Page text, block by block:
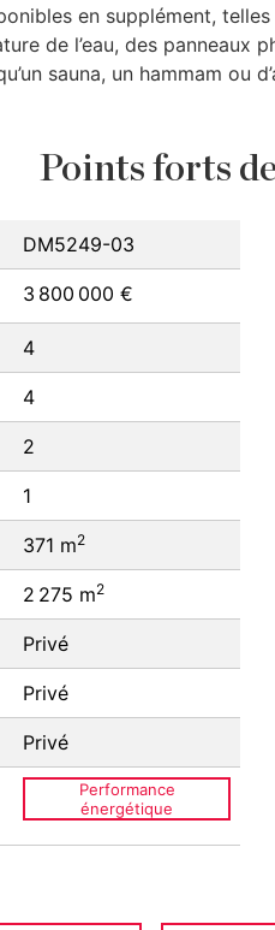
en supplément,
de l’eau, des
sauna, un hammam ou
Points forts
DM5249-03
3 800 000 €
4
4
2
1
371 m2
2 275 m2
Privé
Privé
Privé
Performance
énergétique